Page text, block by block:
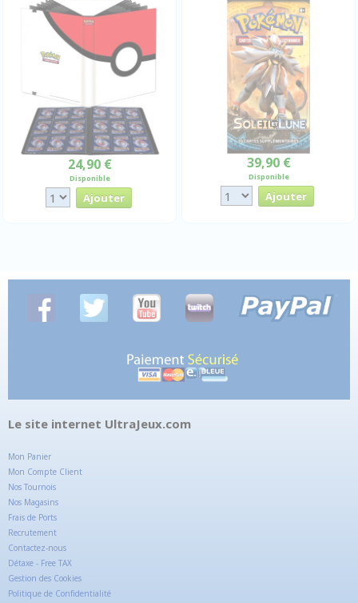
24,90 €
Disponible
39,90 €
Disponible
Le site internet UltraJeux.com
Mon Panier
Mon Compte Client
Nos Tournois
Nos Magasins
Frais de Ports
Recrutement
Contactez-nous
Détaxe - Free TAX
Gestion des Cookies
Politique de Confidentialité